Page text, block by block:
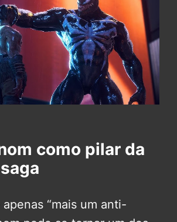
como pilar da
“mais um anti-